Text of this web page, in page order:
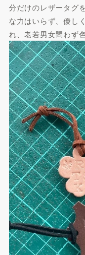
分だけのレザータグ
な力はいらず、優し
れ、老若男女問わず